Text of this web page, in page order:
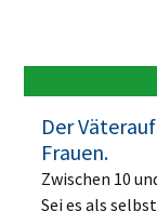
Der
Frauen.
Zwischen 10
Sei es als